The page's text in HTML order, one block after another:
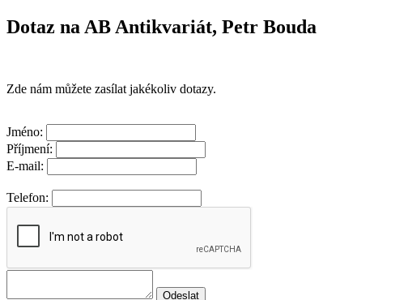
Dotaz na AB Antikvariát, Petr Bouda
Zde nám můžete zasílat jakékoliv dotazy.
Jméno:
Příjmení:
E-mail:
Telefon: